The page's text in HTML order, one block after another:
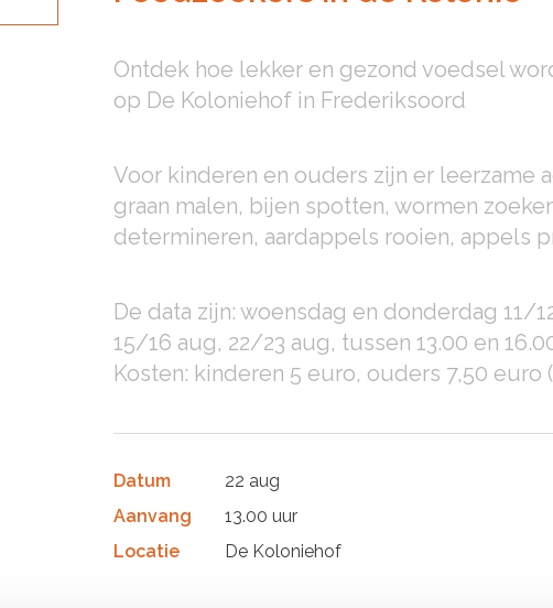
Ontdek hoe lekker en gezond voedsel
op De Koloniehof in Frederiksoord
Voor kinderen en ouders zijn er leerzame
graan malen, bijen spotten, wormen
determineren, aardappels rooien, appels
De data zijn: woensdag en donderdag
15/16 aug, 22/23 aug, tussen 13.00 en
Kosten: kinderen 5 euro, ouders 7,50
Datum
22 aug
Aanvang
13.00 uur
Locatie
De Koloniehof